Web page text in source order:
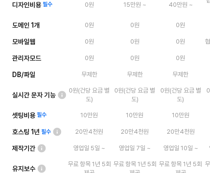
디자인비용 필수 0원 15만원 ~ 40만원 ~
도메인 1개 0원 0원 0원
모바일웹 0원 0원 0원 협
관리자모드 0원 0원 0원
DB/파일 무제한 무제한 무제한
실시간 문자 기능
0원(건당 요금 별
도)
0원(건당 요금 별
도)
0원(건당 요금 별
도)
0원
셋팅비용 필수 10만원 10만원 10만원
호스팅 1년 필수 20만4천원 20만4천원 20만4천원
제작기간 영업일 5일 ~ 영업일 7일 ~ 영업일 10일 ~ 영
유지보수
무료 항목 1년 5회 무료 항목 1년 5회 무료 항목 1년 5회 무료